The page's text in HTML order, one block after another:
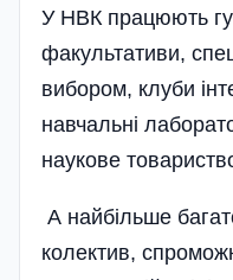
У НВК працюють
факультативи,
вибором, клуби
навчальні
наукове
А найбільше
колектив,